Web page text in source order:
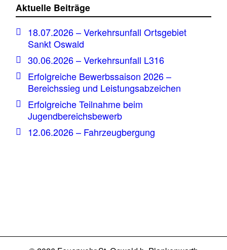
Aktuelle Beiträge
18.07.2026 – Verkehrsunfall Ortsgebiet
Sankt Oswald
30.06.2026 – Verkehrsunfall L316
Erfolgreiche Bewerbssaison 2026 –
Bereichssieg und Leistungsabzeichen
Erfolgreiche Teilnahme beim
Jugendbereichsbewerb
12.06.2026 – Fahrzeugbergung